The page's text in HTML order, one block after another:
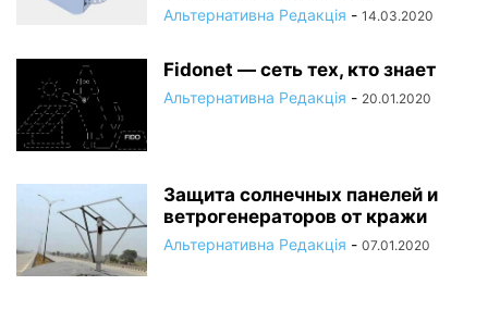
Альтернативна Редакція - 14.03.2020
Fidonet — сеть тех, кто знает
Альтернативна Редакція - 20.01.2020
Защита солнечных панелей и
ветрогенераторов от кражи
Альтернативна Редакція - 07.01.2020